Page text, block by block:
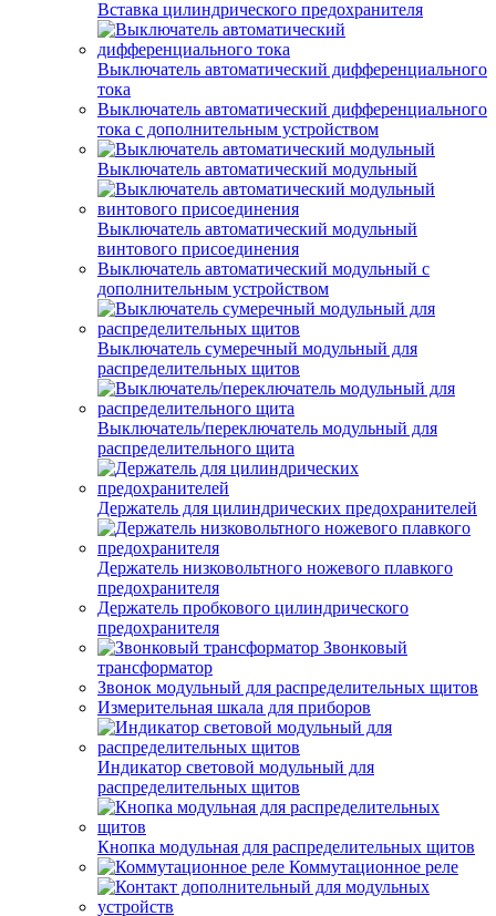
Вставка цилиндрического предохранителя
Выключатель автоматический дифференциального
тока
Выключатель автоматический дифференциального
тока с дополнительным устройством
Выключатель автоматический модульный
Выключатель автоматический модульный
винтового присоединения
Выключатель автоматический модульный с
дополнительным устройством
Выключатель сумеречный модульный для
распределительных щитов
Выключатель/переключатель модульный для
распределительного щита
Держатель для цилиндрических предохранителей
Держатель низковольтного ножевого плавкого
предохранителя
Держатель пробкового цилиндрического
предохранителя
Звонковый
трансформатор
Звонок модульный для распределительных щитов
Измерительная шкала для приборов
Индикатор световой модульный для
распределительных щитов
Кнопка модульная для распределительных щитов
Коммутационное реле